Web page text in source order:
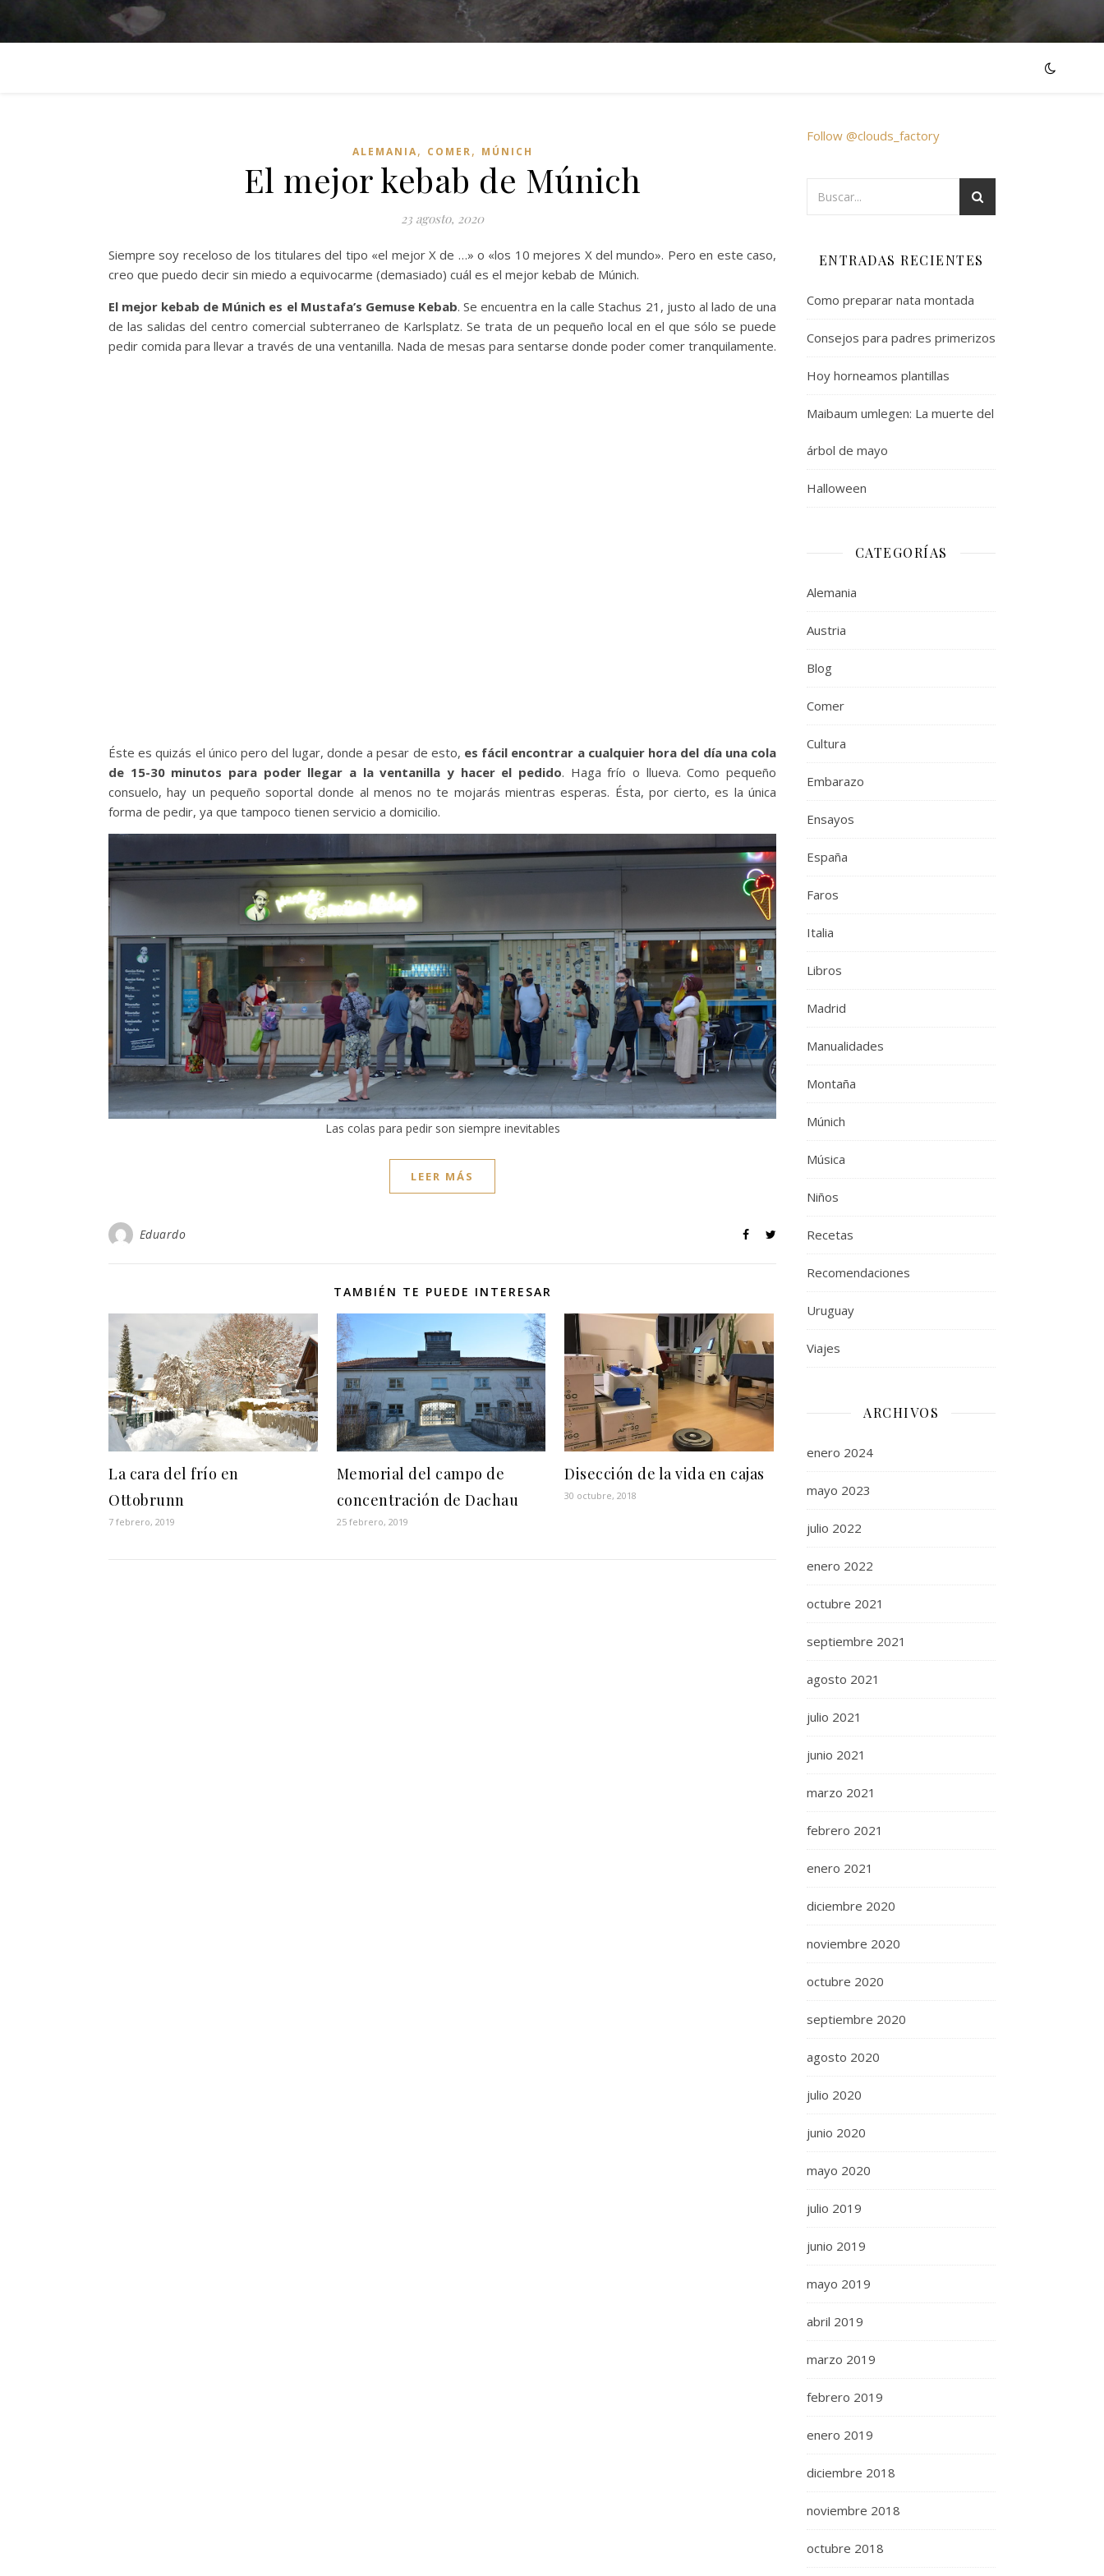
ALEMANIA, COMER, MÚNICH
El mejor kebab de Múnich
23 agosto, 2020
Siempre soy receloso de los titulares del tipo «el mejor X de …» o «los 10 mejores X del mundo». Pero en este caso,
creo que puedo decir sin miedo a equivocarme (demasiado) cuál es el mejor kebab de Múnich.
El mejor kebab de Múnich es el Mustafa’s Gemuse Kebab. Se encuentra en la calle Stachus 21, justo al lado de una
de las salidas del centro comercial subterraneo de Karlsplatz. Se trata de un pequeño local en el que sólo se puede
pedir comida para llevar a través de una ventanilla. Nada de mesas para sentarse donde poder comer tranquilamente.
Éste es quizás el único pero del lugar, donde a pesar de esto, es fácil encontrar a cualquier hora del día una cola
de 15-30 minutos para poder llegar a la ventanilla y hacer el pedido. Haga frío o llueva. Como pequeño
consuelo, hay un pequeño soportal donde al menos no te mojarás mientras esperas. Ésta, por cierto, es la única
forma de pedir, ya que tampoco tienen servicio a domicilio.
Las colas para pedir son siempre inevitables
LEER MÁS
Eduardo
TAMBIÉN TE PUEDE INTERESAR
La cara del frío en
Ottobrunn
7 febrero, 2019
Memorial del campo de
concentración de Dachau
25 febrero, 2019
Disección de la vida en cajas
30 octubre, 2018
Follow @clouds_factory
ENTRADAS RECIENTES
Como preparar nata montada
Consejos para padres primerizos
Hoy horneamos plantillas
Maibaum umlegen: La muerte del
árbol de mayo
Halloween
CATEGORÍAS
Alemania
Austria
Blog
Comer
Cultura
Embarazo
Ensayos
España
Faros
Italia
Libros
Madrid
Manualidades
Montaña
Múnich
Música
Niños
Recetas
Recomendaciones
Uruguay
Viajes
ARCHIVOS
enero 2024
mayo 2023
julio 2022
enero 2022
octubre 2021
septiembre 2021
agosto 2021
julio 2021
junio 2021
marzo 2021
febrero 2021
enero 2021
diciembre 2020
noviembre 2020
octubre 2020
septiembre 2020
agosto 2020
julio 2020
junio 2020
mayo 2020
julio 2019
junio 2019
mayo 2019
abril 2019
marzo 2019
febrero 2019
enero 2019
diciembre 2018
noviembre 2018
octubre 2018